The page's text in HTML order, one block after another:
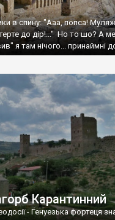
в спину: "Ааа, попса!
до дір!..." Но то шо? А
я там нічого... принаймні
Карантинний
- Генуезька фортеця